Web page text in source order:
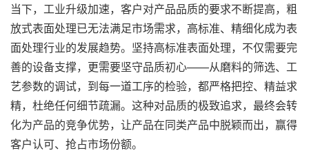
当下，工业升级加速，客户对产品品质的要求不断提高，粗
放式表面处理已无法满足市场需求，高标准、精细化成为表
面处理行业的发展趋势。坚持高标准表面处理，不仅需要完
善的设备支撑，更需要坚守品质初心——从磨料的筛选、工
艺参数的调试，到每一道工序的检验，都严格把控、精益求
精，杜绝任何细节疏漏。这种对品质的极致追求，最终会转
化为产品的竞争优势，让产品在同类产品中脱颖而出，赢得
客户认可、抢占市场份额。